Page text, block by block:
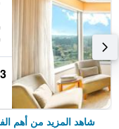
شاهد المزيد من أهم